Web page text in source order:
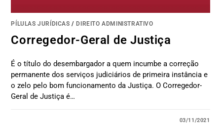
PÍLULAS JURÍDICAS / DIREITO ADMINISTRATIVO
Corregedor-Geral de Justiça
É o título do desembargador a quem incumbe a correção
permanente dos serviços judiciários de primeira instância e
o zelo pelo bom funcionamento da Justiça. O Corregedor-
Geral de Justiça é…
03/11/2021